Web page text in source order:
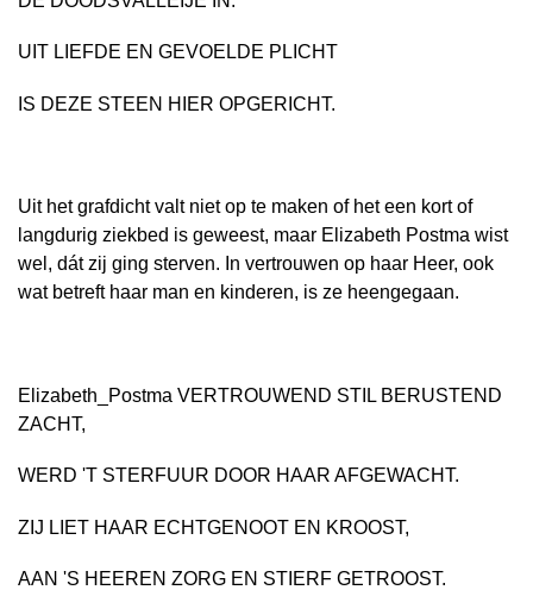
UIT LIEFDE EN GEVOELDE PLICHT
IS DEZE STEEN HIER OPGERICHT.
Uit het grafdicht valt niet op te maken of het een kort of
langdurig ziekbed is geweest, maar Elizabeth Postma wist
wel, dát zij ging sterven. In vertrouwen op haar Heer, ook
wat betreft haar man en kinderen, is ze heengegaan.
Elizabeth_Postma VERTROUWEND STIL BERUSTEND
ZACHT,
WERD 'T STERFUUR DOOR HAAR AFGEWACHT.
ZIJ LIET HAAR ECHTGENOOT EN KROOST,
AAN 'S HEEREN ZORG EN STIERF GETROOST.